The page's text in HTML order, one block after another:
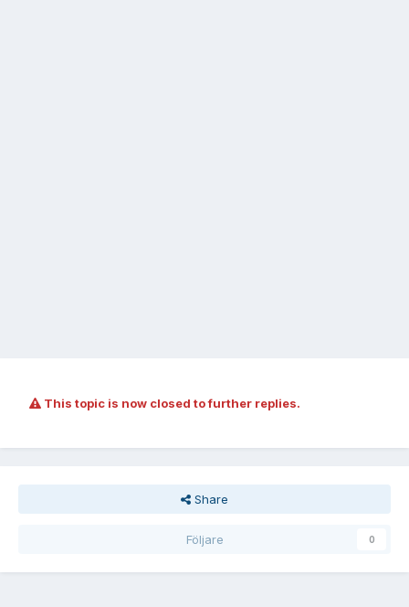
This topic is now closed to further replies.
Share
Följare 0